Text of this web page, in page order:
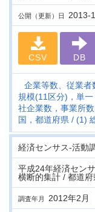
公開（更新）日 2013-
CSV DB
企業等数、従業者
規模(11区分)，単
社企業数，事業所
国，都道府県
(1)
経済センサス‐活動
平成24年経済セン
横断的集計 / 都道
調査年月 2012年2月